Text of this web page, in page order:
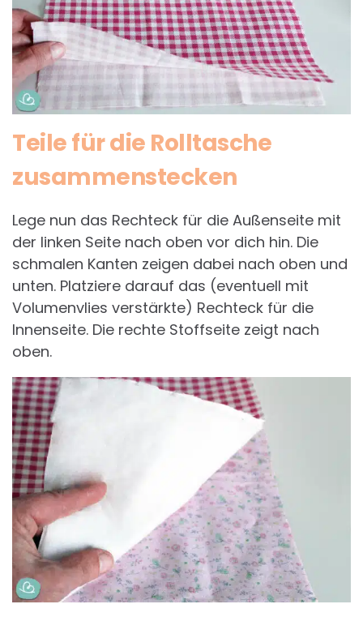
Teile für die Rolltasche
zusammenstecken
Lege nun das Rechteck für die Außenseite mit
der linken Seite nach oben vor dich hin. Die
schmalen Kanten zeigen dabei nach oben und
unten. Platziere darauf das (eventuell mit
Volumenvlies verstärkte) Rechteck für die
Innenseite. Die rechte Stoffseite zeigt nach
oben.